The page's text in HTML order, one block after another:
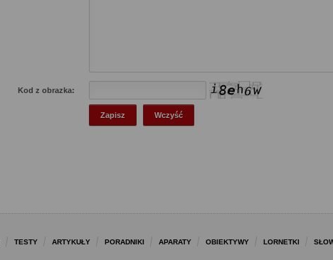
Kod z obrazka:
TESTY ARTYKUŁY PORADNIKI APARATY OBIEKTYWY LORNETKI